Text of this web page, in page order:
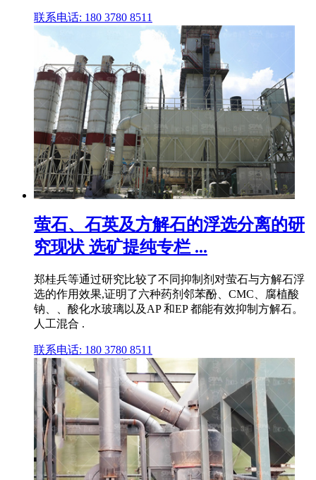
联系电话: 180 3780 8511
萤石、石英及方解石的浮选分离的研
究现状 选矿提纯专栏 ...
郑桂兵等通过研究比较了不同抑制剂对萤石与方解石浮
选的作用效果,证明了六种药剂邻苯酚、CMC、腐植酸
钠、、酸化水玻璃以及AP 和EP 都能有效抑制方解石。
人工混合 .
联系电话: 180 3780 8511